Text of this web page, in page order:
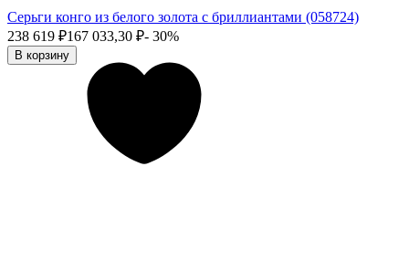
Серьги конго из белого золота с бриллиантами (058724)
238 619 ₽167 033,30 ₽- 30%
В корзину